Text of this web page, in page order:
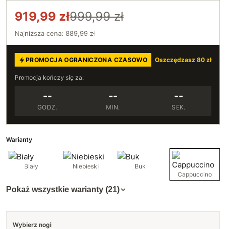
919,99 zł999,99 zł
Najniższa cena: 889,99 zł
PROMOCJA OGRANICZONA CZASOWO Oszczędzasz 80 zł
Promocja kończy się za:
--
GODZ.
--
MIN.
--
SEK.
Warianty
Biały Niebieski
Buk
Cappuccino
Pokaż wszystkie warianty (21)
Wybierz nogi